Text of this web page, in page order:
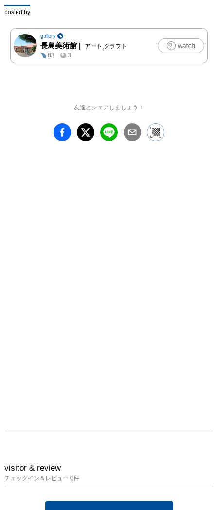
の子 MOON CHILD』、
クローン技術・人類を滅
ぼす病原体など現代にも
通じる問題を扱った『輝
夜姫』（第47回小学館漫
画賞）など多数の人気作
う設定で社会問題に切り
シークレット-』（第15
回文化庁メディア芸術祭
posted by
gallery
長島美術館 |
アート,クラフト
83
3
友達とシェアしましょう！
visitor & review
チェックイン＆レビュー 0件